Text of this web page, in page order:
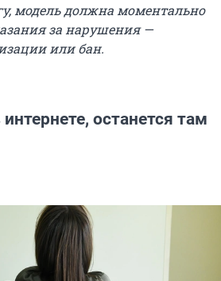
модель должна моментально
за нарушения —
или бан.
останется там